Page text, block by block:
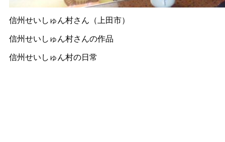
信州せいしゅん村さん（上田市）
信州せいしゅん村さんの作品
信州せいしゅん村の日常